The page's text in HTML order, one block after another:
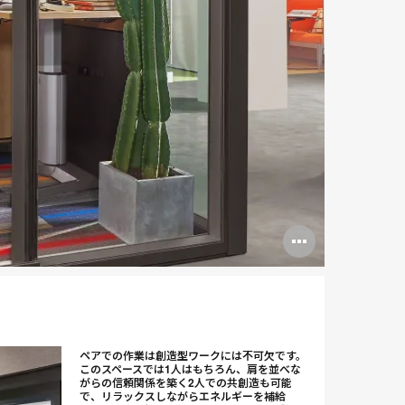
Open
image
ペアでの作業は創造型ワークには不可欠です。
このスペースでは1人はもちろん、肩を並べな
がらの信頼関係を築く2人での共創造も可能
で、リラックスしながらエネルギーを補給